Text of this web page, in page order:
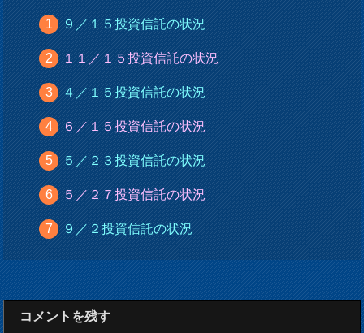
９／１５投資信託の状況
１１／１５投資信託の状況
４／１５投資信託の状況
６／１５投資信託の状況
５／２３投資信託の状況
５／２７投資信託の状況
９／２投資信託の状況
コメントを残す